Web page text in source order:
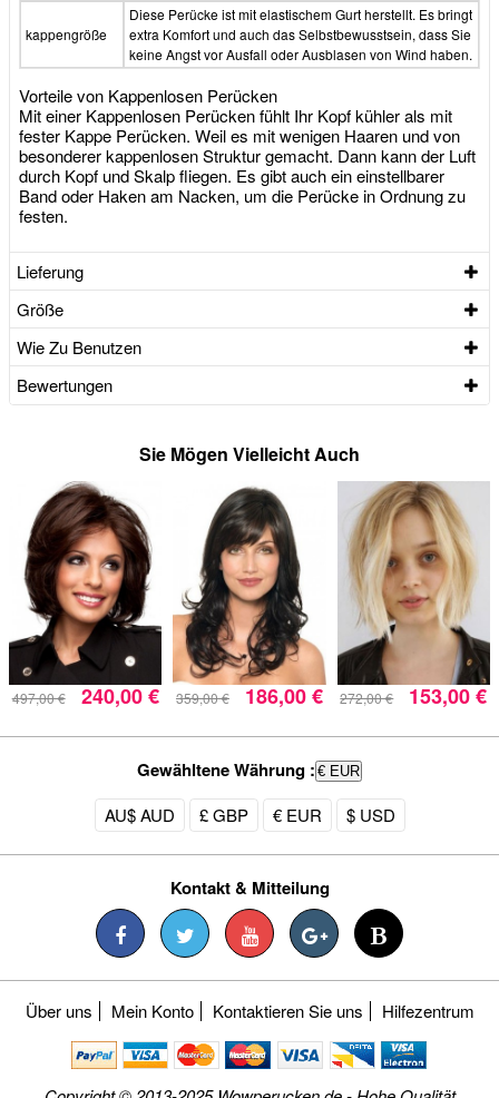
kappengröße
Diese Perücke ist mit elastischem Gurt herstellt. Es bringt
extra Komfort und auch das Selbstbewusstsein, dass Sie
keine Angst vor Ausfall oder Ausblasen von Wind haben.
Vorteile von Kappenlosen Perücken
Mit einer Kappenlosen Perücken fühlt Ihr Kopf kühler als mit
fester Kappe Perücken. Weil es mit wenigen Haaren und von
besonderer kappenlosen Struktur gemacht. Dann kann der Luft
durch Kopf und Skalp fliegen. Es gibt auch ein einstellbarer
Band oder Haken am Nacken, um die Perücke in Ordnung zu
festen.
Lieferung
Größe
Wie Zu Benutzen
Bewertungen
Sie Mögen Vielleicht Auch
497,00 € 240,00 € 359,00 € 186,00 € 272,00 € 153,00 €
Gewähltene Währung : € EUR
AU$ AUD £ GBP € EUR $ USD
Kontakt & Mitteilung
Über uns Mein Konto Kontaktieren Sie uns Hilfezentrum